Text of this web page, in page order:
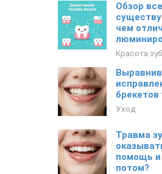
Обзор
чем
Красота
Уход
Травма
помощь и
потом?